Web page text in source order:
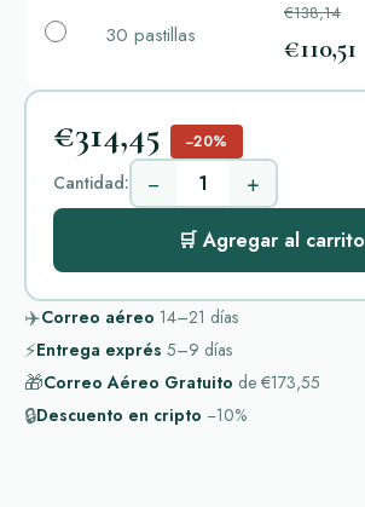
30 pastillas
€138,14
€110,51
€314,45 −20%
Cantidad: − +
🛒 Agregar al carrito
✈️Correo aéreo 14–21 días
⚡Entrega exprés 5–9 días
🎁Correo Aéreo Gratuito de €173,55
🔒Descuento en cripto −10%